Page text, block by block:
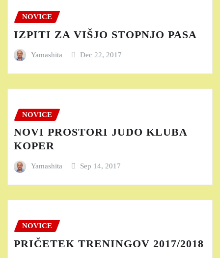
NOVICE
IZPITI ZA VIŠJO STOPNJO PASA
Yamashita Dec 22, 2017
NOVICE
NOVI PROSTORI JUDO KLUBA
KOPER
Yamashita Sep 14, 2017
NOVICE
PRIČETEK TRENINGOV 2017/2018